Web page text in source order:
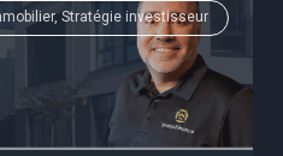
Stratégie investisseur